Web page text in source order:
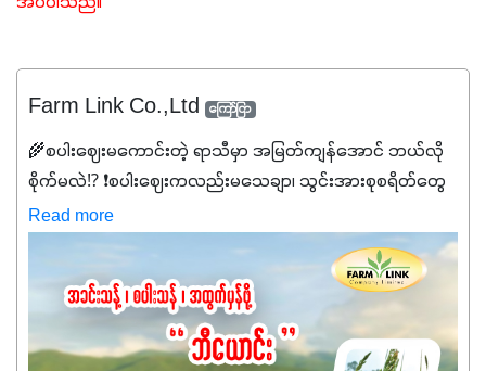
Farm Link Co.,Ltd ကြော်ငြာ
🌾စပါးဈေးမကောင်းတဲ့ ရာသီမှာ အမြတ်ကျန်အောင် ဘယ်လို
စိုက်မလဲ⁉️ ❗စပါးဈေးကလည်းမသေချာ၊ သွင်းအားစုစရိတ်တွေ
ကလည်း တက်နေတဲ့ဒီလိုအချိန်မှာ သွင်းအားစုဖိုးကို လျှော့ချပြီး
အထွက်နှုန်းကို ထိန်းထားနိုင်မှ ဦးကြီးတို့ အဆင်ပြေမှာနော် ✔️ဒါ
ကြောင့် ကိုယ်သုံးသမျှ ကိုယ့်အတွက်အကျိုးရစေမယ့်
အရည်အသွေးစိတ်ချရတဲ့ သွင်းအားစုပစ္စည်းတွေကိုပဲ ရွေးချယ်
သုံးသင့်ပါတယ်။
Read more